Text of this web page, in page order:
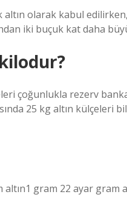
altın olarak kabul
iki buçuk kat daha
çoğunlukla rezerv
25 kg altın külçeleri
gram 22 ayar gram